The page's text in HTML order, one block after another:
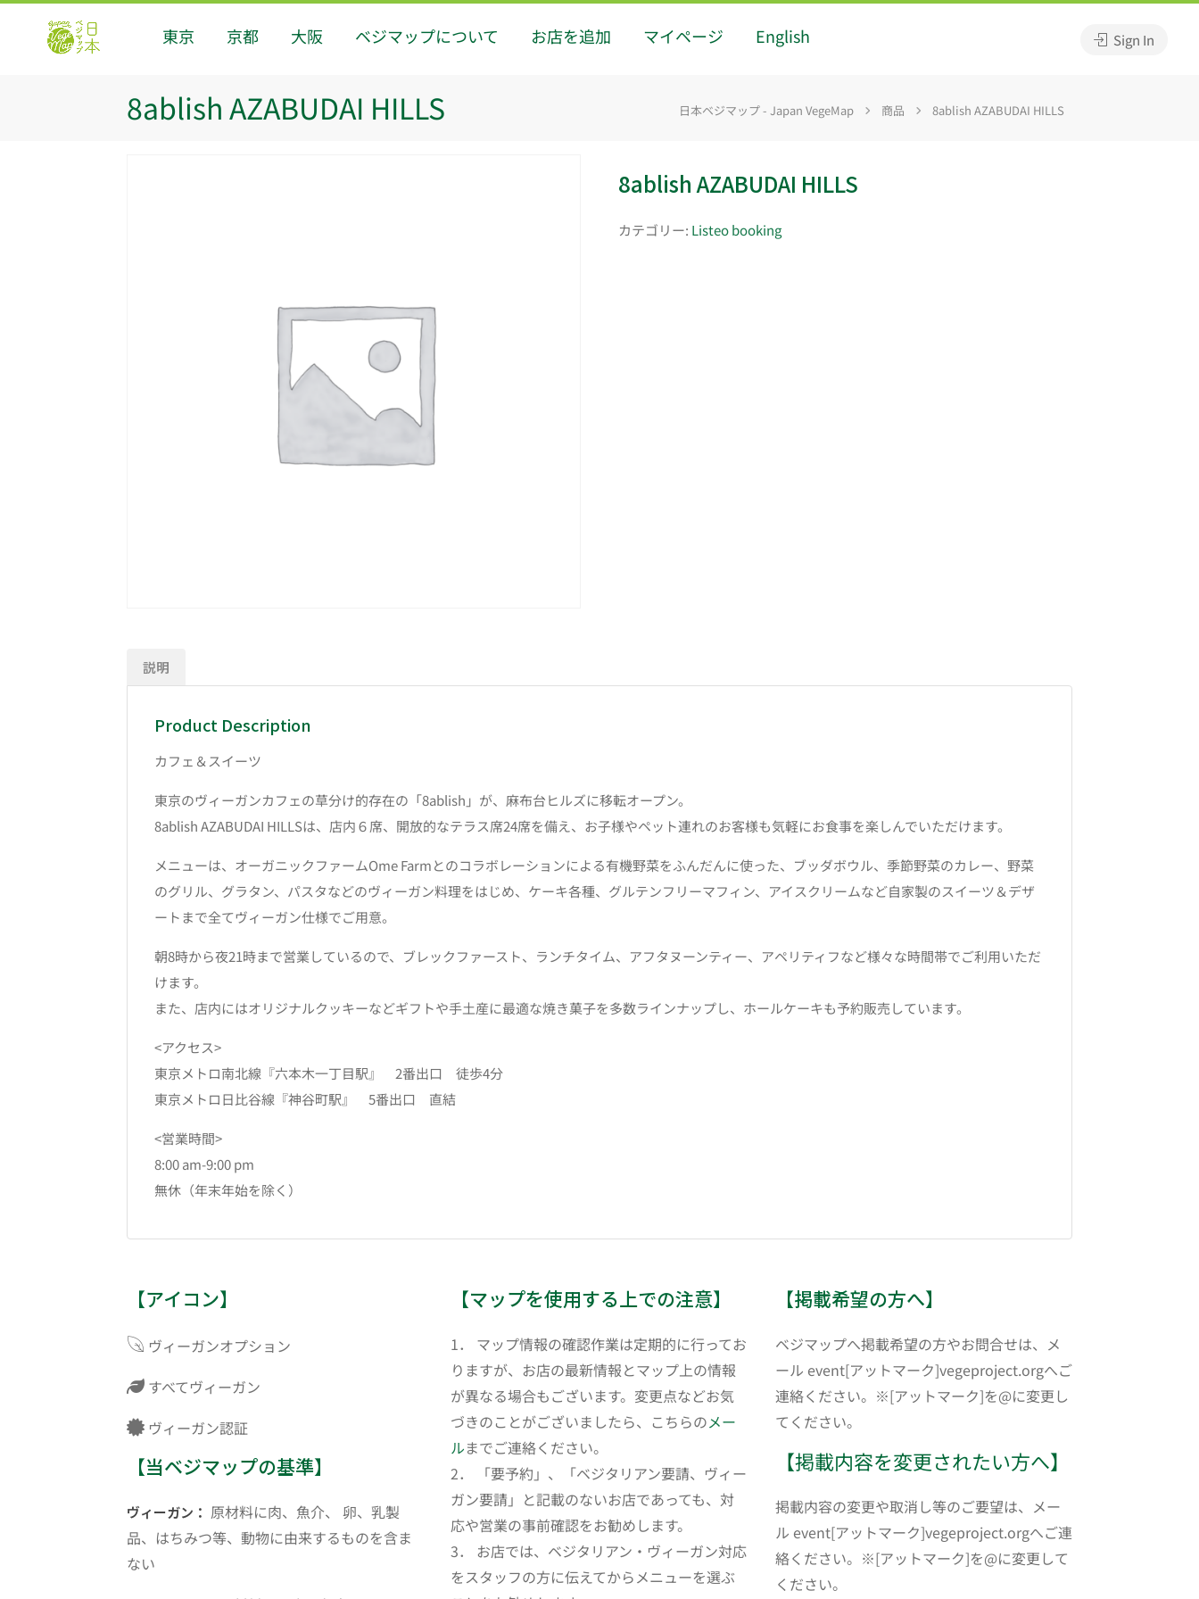
東京 京都 大阪 ベジマップについて お店を追加 マイページ English Sign In
8ablish AZABUDAI HILLS 日本ベジマップ - Japan VegeMap 商品 8ablish AZABUDAI HILLS
8ablish AZABUDAI HILLS
カテゴリー: Listeo booking
説明
Product Description
カフェ＆スイーツ
東京のヴィーガンカフェの草分け的存在の「8ablish」が、麻布台ヒルズに移転オープン。
8ablish AZABUDAI HILLSは、店内６席、開放的なテラス席24席を備え、お子様やペット連れのお客様も気軽にお食事を楽しんでいただけます。
メニューは、オーガニックファームOme Farmとのコラボレーションによる有機野菜をふんだんに使った、ブッダボウル、季節野菜のカレー、野菜
のグリル、グラタン、パスタなどのヴィーガン料理をはじめ、ケーキ各種、グルテンフリーマフィン、アイスクリームなど自家製のスイーツ＆デザ
ートまで全てヴィーガン仕様でご用意。
朝8時から夜21時まで営業しているので、ブレックファースト、ランチタイム、アフタヌーンティー、アペリティフなど様々な時間帯でご利用いただ
けます。
また、店内にはオリジナルクッキーなどギフトや手土産に最適な焼き菓子を多数ラインナップし、ホールケーキも予約販売しています。
<アクセス>
東京メトロ南北線『六本木一丁目駅』 2番出口 徒歩4分
東京メトロ日比谷線『神谷町駅』 5番出口 直結
<営業時間>
8:00 am-9:00 pm
無休（年末年始を除く）
【アイコン】
ヴィーガンオプション
すべてヴィーガン
ヴィーガン認証
【当ベジマップの基準】
ヴィーガン： 原材料に肉、魚介、 卵、乳製
品、はちみつ等、動物に由来するものを含ま
ない
【マップを使用する上での注意】
1． マップ情報の確認作業は定期的に行ってお
りますが、お店の最新情報とマップ上の情報
が異なる場合もございます。変更点などお気
づきのことがございましたら、こちらのメー
ルまでご連絡ください。
2． 「要予約」、「ベジタリアン要請、ヴィー
ガン要請」と記載のないお店であっても、対
応や営業の事前確認をお勧めします。
3． お店では、ベジタリアン・ヴィーガン対応
をスタッフの方に伝えてからメニューを選ぶ
【掲載希望の方へ】
ベジマップへ掲載希望の方やお問合せは、メ
ール event[アットマーク]vegeproject.orgへご
連絡ください。※[アットマーク]を@に変更し
てください。
【掲載内容を変更されたい方へ】
掲載内容の変更や取消し等のご要望は、メー
ル event[アットマーク]vegeproject.orgへご連
絡ください。※[アットマーク]を@に変更して
ください。